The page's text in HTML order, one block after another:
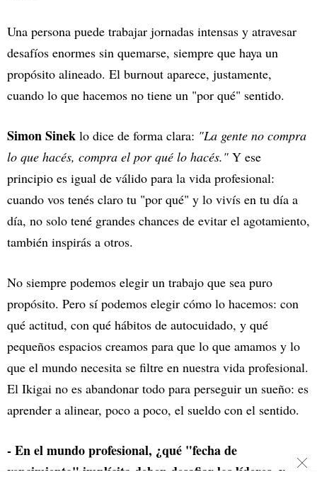
Una persona puede trabajar jornadas intensas y atravesar
desafíos enormes sin quemarse, siempre que haya un
propósito alineado. El burnout aparece, justamente,
cuando lo que hacemos no tiene un "por qué" sentido.
Simon Sinek lo dice de forma clara: "La gente no compra
lo que hacés, compra el por qué lo hacés." Y ese
principio es igual de válido para la vida profesional:
cuando vos tenés claro tu "por qué" y lo vivís en tu día a
día, no solo tené grandes chances de evitar el agotamiento,
también inspirás a otros.
No siempre podemos elegir un trabajo que sea puro
propósito. Pero sí podemos elegir cómo lo hacemos: con
qué actitud, con qué hábitos de autocuidado, y qué
pequeños espacios creamos para que lo que amamos y lo
que el mundo necesita se filtre en nuestra vida profesional.
El Ikigai no es abandonar todo para perseguir un sueño: es
aprender a alinear, poco a poco, el sueldo con el sentido.
- En el mundo profesional, ¿qué "fecha de
vencimiento" implícita deben desafiar los líderes, y